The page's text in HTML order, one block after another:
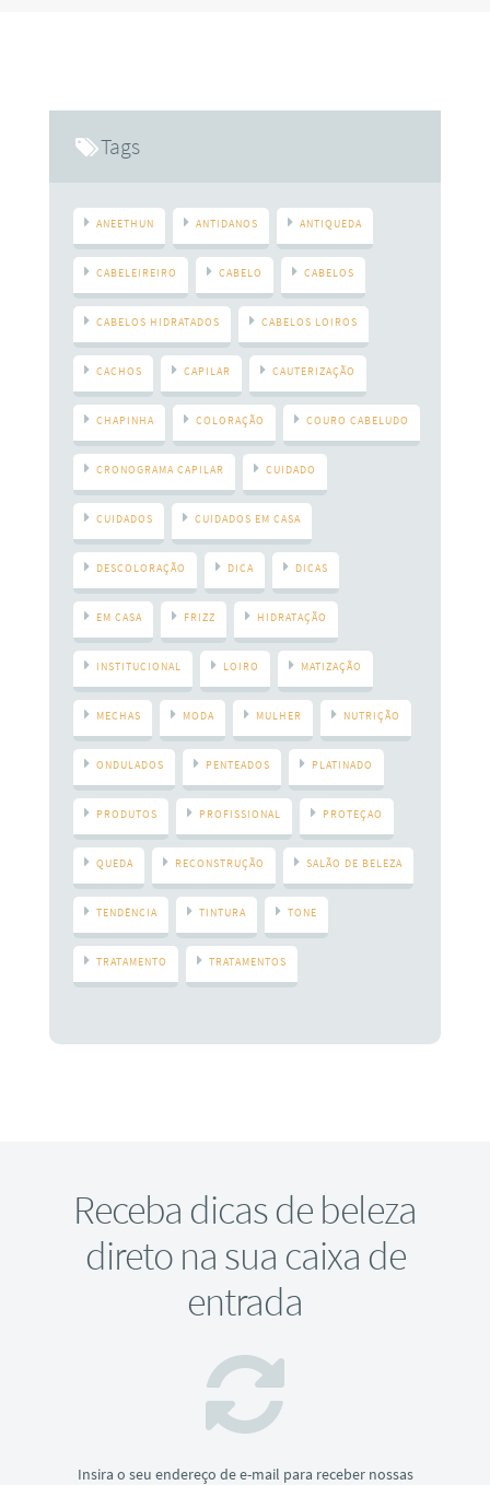
Tags
ANEETHUN ANTIDANOS ANTIQUEDA
CABELEIREIRO CABELO CABELOS
CABELOS HIDRATADOS CABELOS LOIROS
CACHOS CAPILAR CAUTERIZAÇÃO
CHAPINHA COLORAÇÃO COURO CABELUDO
CRONOGRAMA CAPILAR CUIDADO
CUIDADOS CUIDADOS EM CASA
DESCOLORAÇÃO DICA DICAS
EM CASA FRIZZ HIDRATAÇÃO
INSTITUCIONAL LOIRO MATIZAÇÃO
MECHAS MODA MULHER NUTRIÇÃO
ONDULADOS PENTEADOS PLATINADO
PRODUTOS PROFISSIONAL PROTEÇAO
QUEDA RECONSTRUÇÃO SALÃO DE BELEZA
TENDÊNCIA TINTURA TONE
TRATAMENTO TRATAMENTOS
Receba dicas de beleza
direto na sua caixa de
entrada
Insira o seu endereço de e-mail para receber nossas